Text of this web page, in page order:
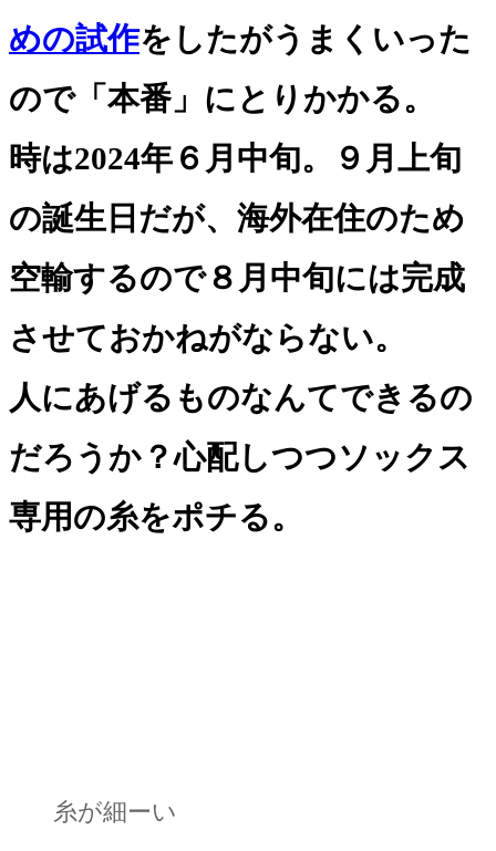
めの試作をしたがうまくいった
ので「本番」にとりかかる。
時は2024年６月中旬。９月上旬
の誕生日だが、海外在住のため
空輸するので８月中旬には完成
させておかねがならない。
人にあげるものなんてできるの
だろうか？心配しつつソックス
専用の糸をポチる。
糸が細ーい